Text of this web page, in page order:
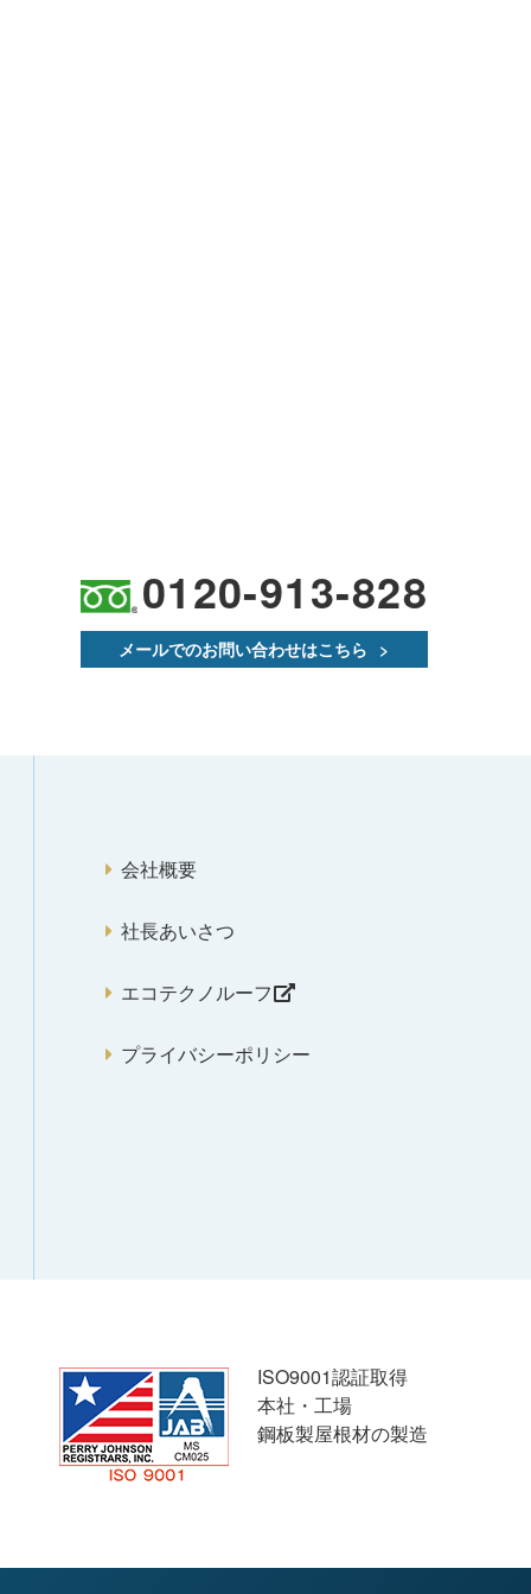
0120-913-828
メールでのお問い合わせはこちら
会社概要
社長あいさつ
エコテクノルーフ
プライバシーポリシー
ISO9001認証取得
本社・工場
鋼板製屋根材の製造